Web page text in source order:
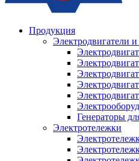
Продукция
Электродвигатели
Генераторы
Электротележки